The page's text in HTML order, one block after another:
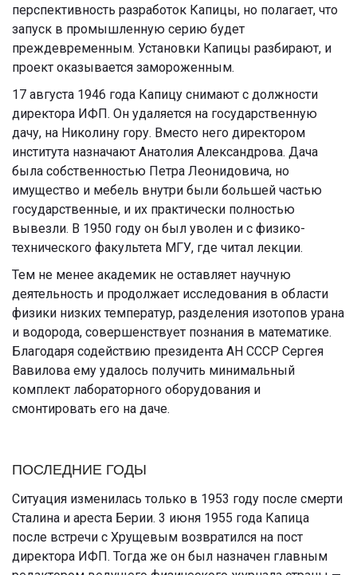
перспективность разработок Капицы, но полагает, что
запуск в промышленную серию будет
преждевременным. Установки Капицы разбирают, и
проект оказывается замороженным.
17 августа 1946 года Капицу снимают с должности
директора ИФП. Он удаляется на государственную
дачу, на Николину гору. Вместо него директором
института назначают Анатолия Александрова. Дача
была собственностью Петра Леонидовича, но
имущество и мебель внутри были большей частью
государственные, и их практически полностью
вывезли. В 1950 году он был уволен и с физико-
технического факультета МГУ, где читал лекции.
Тем не менее академик не оставляет научную
деятельность и продолжает исследования в области
физики низких температур, разделения изотопов урана
и водорода, совершенствует познания в математике.
Благодаря содействию президента АН СССР Сергея
Вавилова ему удалось получить минимальный
комплект лабораторного оборудования и
смонтировать его на даче.
ПОСЛЕДНИЕ ГОДЫ
Ситуация изменилась только в 1953 году после смерти
Сталина и ареста Берии. 3 июня 1955 года Капица
после встречи с Хрущевым возвратился на пост
директора ИФП. Тогда же он был назначен главным